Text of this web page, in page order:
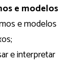
e modelos
e modelos
e interpretar